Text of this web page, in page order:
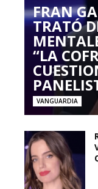
FRAN
TRATÓ
“LA
VANGUARDIA